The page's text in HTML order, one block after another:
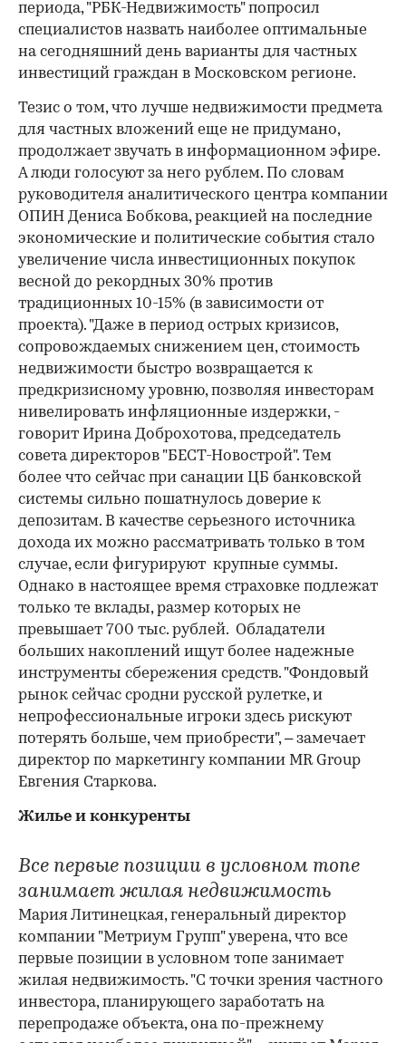
периода, "РБК-Недвижимость" попросил
специалистов назвать наиболее оптимальные
на сегодняшний день варианты для частных
инвестиций граждан в Московском регионе.
Тезис о том, что лучше недвижимости предмета
для частных вложений еще не придумано,
продолжает звучать в информационном эфире.
А люди голосуют за него рублем. По словам
руководителя аналитического центра компании
ОПИН Дениса Бобкова, реакцией на последние
экономические и политические события стало
увеличение числа инвестиционных покупок
весной до рекордных 30% против
традиционных 10-15% (в зависимости от
проекта). "Даже в период острых кризисов,
сопровождаемых снижением цен, стоимость
недвижимости быстро возвращается к
предкризисному уровню, позволяя инвесторам
нивелировать инфляционные издержки, -
говорит Ирина Доброхотова, председатель
совета директоров "БЕСТ-Новострой". Тем
более что сейчас при санации ЦБ банковской
системы сильно пошатнулось доверие к
депозитам. В качестве серьезного источника
дохода их можно рассматривать только в том
случае, если фигурируют крупные суммы.
Однако в настоящее время страховке подлежат
только те вклады, размер которых не
превышает 700 тыс. рублей. Обладатели
больших накоплений ищут более надежные
инструменты сбережения средств. "Фондовый
рынок сейчас сродни русской рулетке, и
непрофессиональные игроки здесь рискуют
потерять больше, чем приобрести", – замечает
директор по маркетингу компании MR Group
Евгения Старкова.
Жилье и конкуренты
Все первые позиции в условном топе
занимает жилая недвижимость
Мария Литинецкая, генеральный директор
компании "Метриум Групп" уверена, что все
первые позиции в условном топе занимает
жилая недвижимость. "С точки зрения частного
инвестора, планирующего заработать на
перепродаже объекта, она по-прежнему